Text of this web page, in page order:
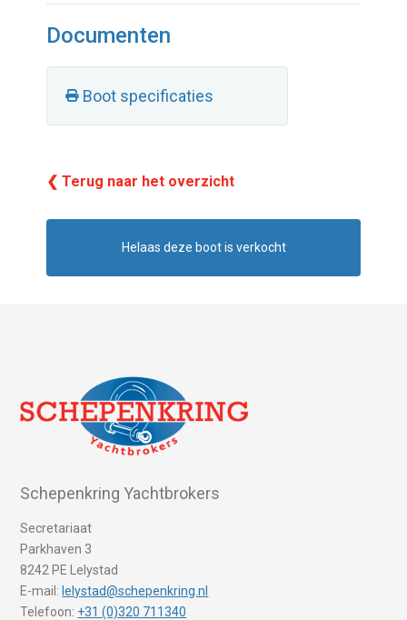
Documenten
Boot specificaties
❮ Terug naar het overzicht
Helaas deze boot is verkocht
Schepenkring Yachtbrokers
Secretariaat
Parkhaven 3
8242 PE Lelystad
E-mail: lelystad@schepenkring.nl
Telefoon: +31 (0)320 711340